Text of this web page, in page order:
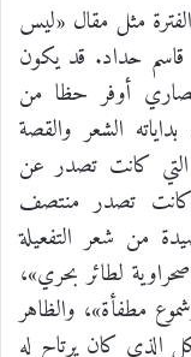
مثل مقال «ليس
قاسم حداد. قد يكون
أوفر حظا من
الشعر والقصة
التي كانت تصدر عن
كانت تصدر منتصف
من شعر التفعيلة
لطائر بحري»،
مطفأة»، والظاهر
الذي كان يرتاح له